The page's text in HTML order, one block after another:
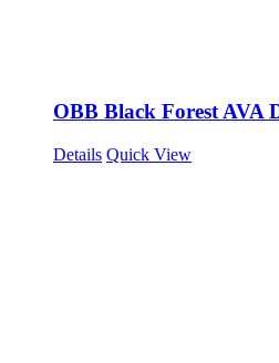
OBB Black Forest AVA
Details Quick View